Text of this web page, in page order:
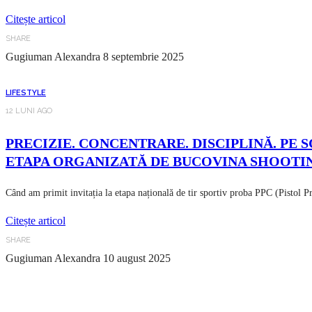
Citește articol
SHARE
Gugiuman Alexandra 8 septembrie 2025
LIFESTYLE
12 LUNI AGO
PRECIZIE. CONCENTRARE. DISCIPLINĂ. PE
ETAPA ORGANIZATĂ DE BUCOVINA
Când am primit invitația la etapa națională de tir sportiv proba PPC (Pistol
Citește articol
SHARE
Gugiuman Alexandra 10 august 2025